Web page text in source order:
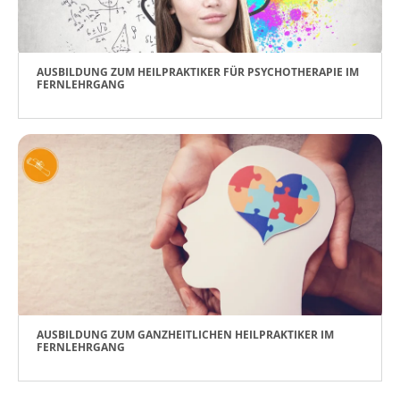
AUSBILDUNG ZUM HEILPRAKTIKER FÜR PSYCHOTHERAPIE IM
FERNLEHRGANG
AUSBILDUNG ZUM GANZHEITLICHEN HEILPRAKTIKER IM
FERNLEHRGANG